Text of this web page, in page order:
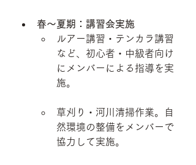
春〜夏期：講習会実施
ルアー講習・テンカラ講習
など、初心者・中級者向け
にメンバーによる指導を実
施。
草刈り・河川清掃作業。自
然環境の整備をメンバーで
協力して実施。